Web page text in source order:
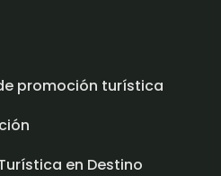
promoción turística
en Destino